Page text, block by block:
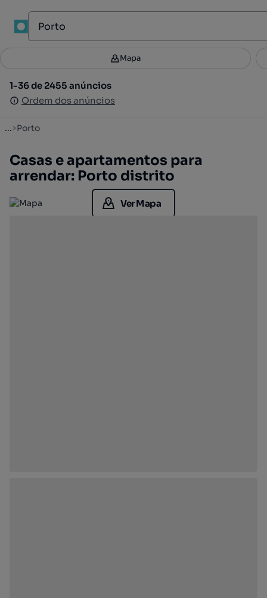
Filtros 2
1-36 de 2455 anúncios
Ordem dos anúncios
Mapa
1-36 de 2455 anúncios
Ordem dos anúncios
... Porto
Casas e apartamentos para
arrendar: Porto distrito
Ver Mapa